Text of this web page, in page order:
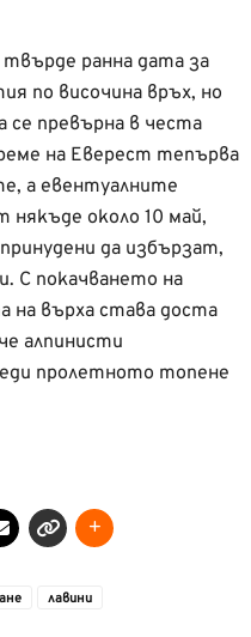
ранна дата за
по височина връх, но
се превърна в честа
на Еверест тепърва
а евентуалните
някъде около 10 май,
да избързат,
С покачването на
върха става доста
алпинисти
пролетното топене
лавини